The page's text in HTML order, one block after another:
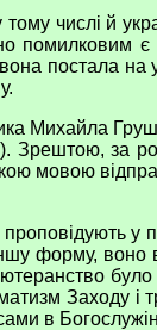
числі й
постала на
Михайла
Зрештою, за
мовою
у
форму, воно
Заходу і
в